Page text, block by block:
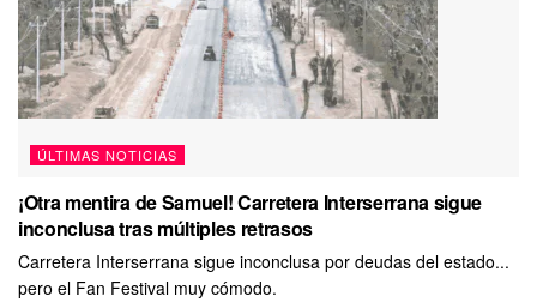
ÚLTIMAS NOTICIAS
¡Otra mentira de Samuel! Carretera Interserrana sigue
inconclusa tras múltiples retrasos
Carretera Interserrana sigue inconclusa por deudas del estado...
pero el Fan Festival muy cómodo.